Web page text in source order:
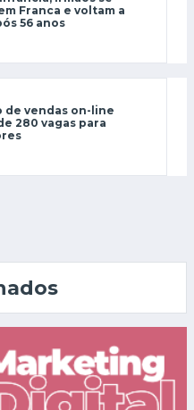
Franca e voltam a
56 anos
de vendas on-line
280 vagas para